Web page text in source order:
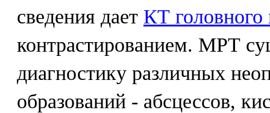
сведения дает КТ головного
контрастированием. МРТ
диагностику различных
образований - абсцессов,